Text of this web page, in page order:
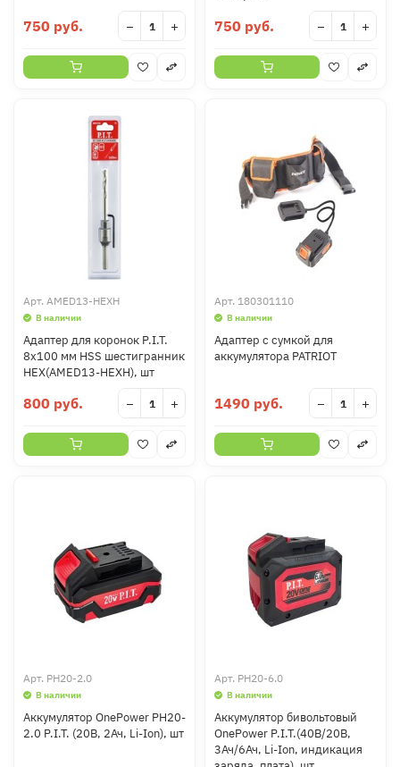
750 руб. − + 750 руб. − +
Арт. AMED13-HEXH
В наличии
Адаптер для коронок P.I.T.
8x100 мм HSS шестигранник
НEX(AMED13-HEXH), шт
800 руб. − +
Арт. 180301110
В наличии
Адаптер с сумкой для
аккумулятора PATRIOT
1490 руб. − +
Арт. PH20-2.0
В наличии
Аккумулятор OnePower PH20-
2.0 P.I.T. (20В, 2Ач, Li-Ion), шт
Арт. PH20-6.0
В наличии
Аккумулятор бивольтовый
OnePower P.I.T.(40В/20В,
3Ач/6Ач, Li-Ion, индикация